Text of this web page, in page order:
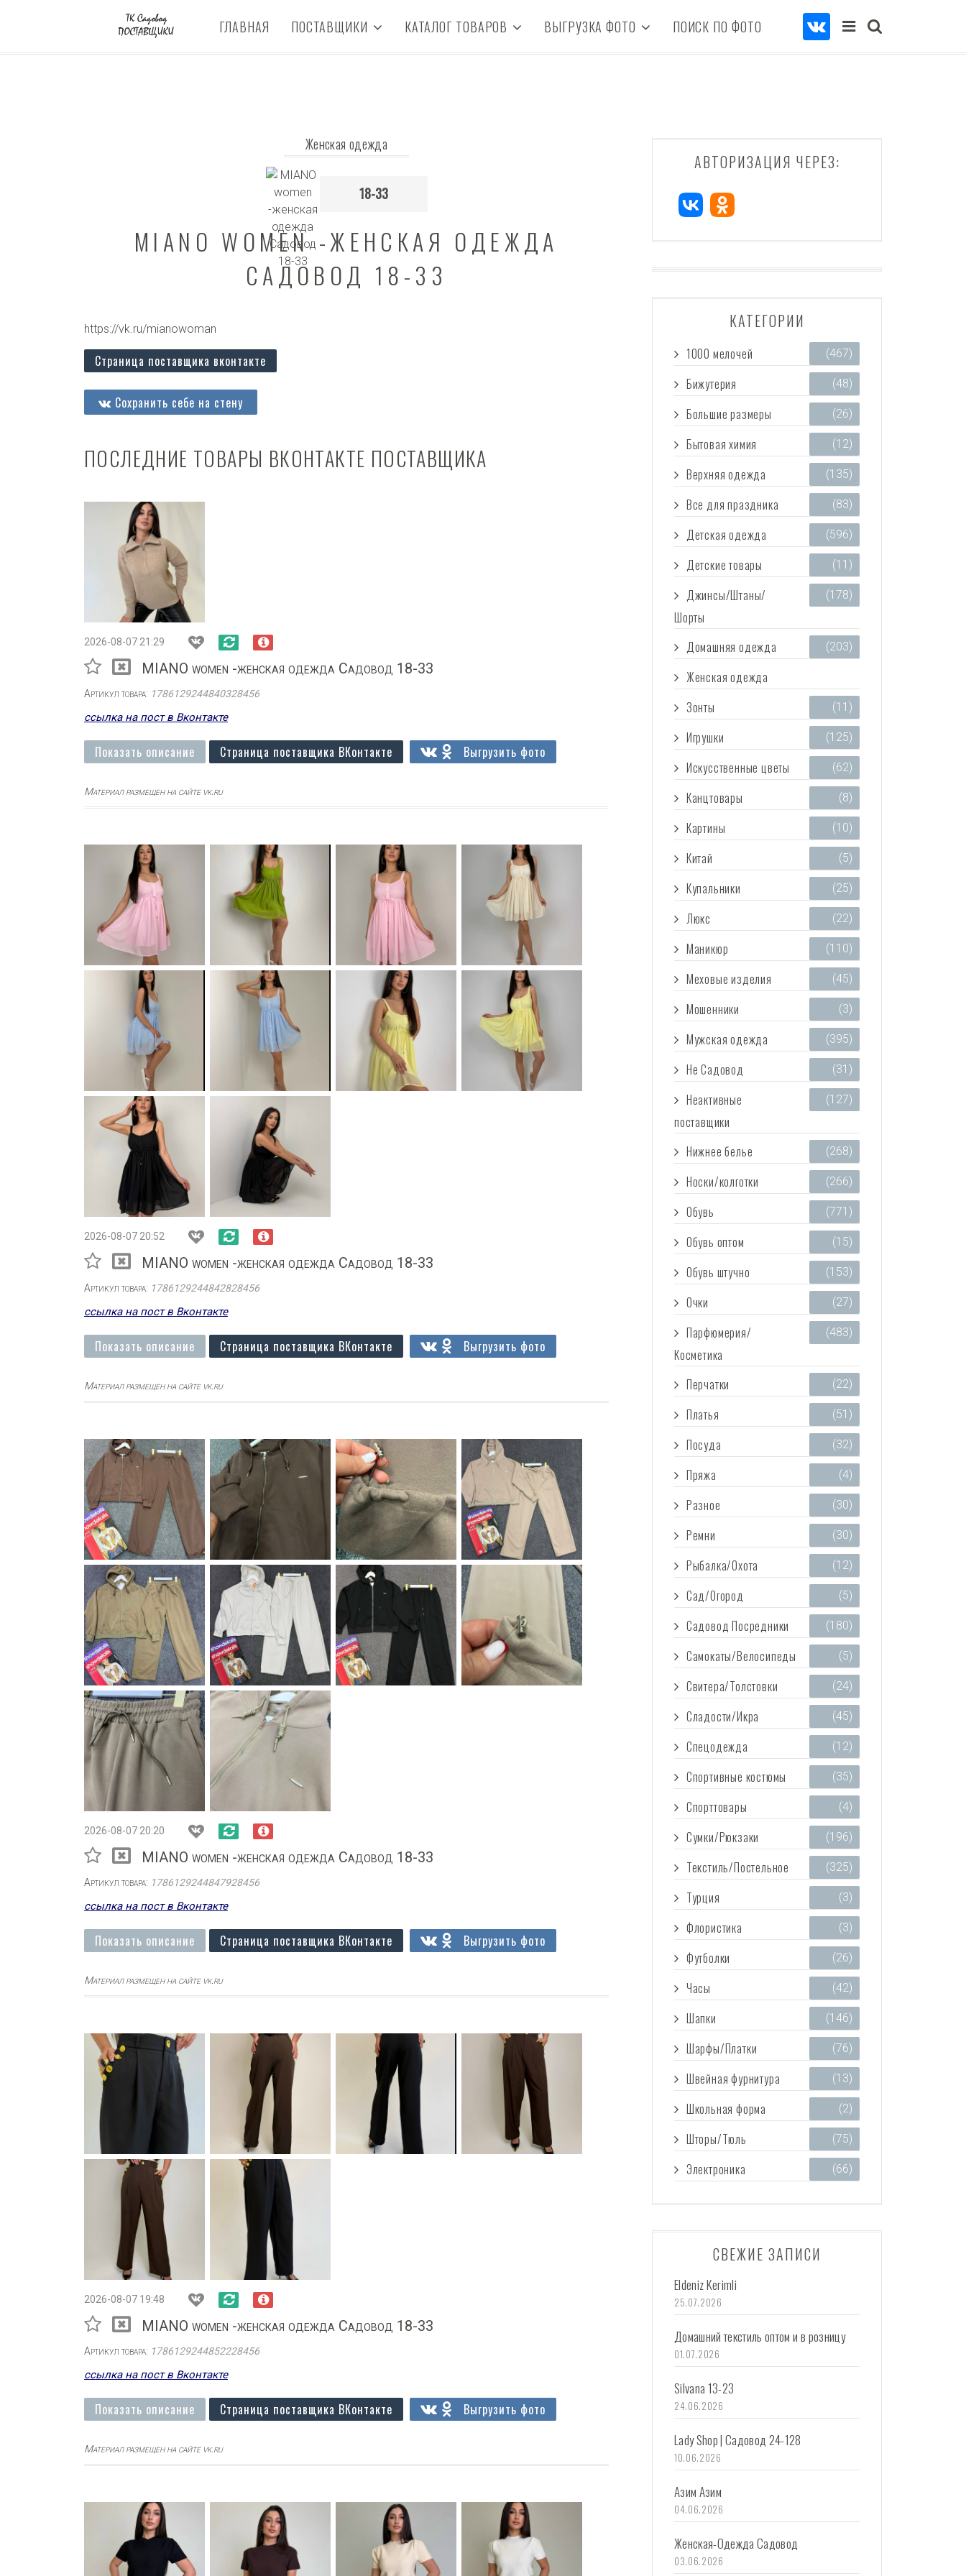
ГЛАВНАЯ ПОСТАВЩИКИ КАТАЛОГ ТОВАРОВ ВЫГРУЗКА ФОТО ПОИСК ПО ФОТО
Женская одежда
18-33
MIANO WOMEN -ЖЕНСКАЯ ОДЕЖДА
САДОВОД 18-33
https://vk.ru/mianowoman
Страница поставщика вконтакте
Сохранить себе на стену
ПОСЛЕДНИЕ ТОВАРЫ ВКОНТАКТЕ ПОСТАВЩИКА
2026-08-07 21:29
MIANO women -женская одежда Садовод 18-33
Артикул товара: 1786129244840328456
ссылка на пост в Вконтакте
Показать описание Страница поставщика ВКонтакте Выгрузить фото
Материал размещен на сайте vk.ru
2026-08-07 20:52
MIANO women -женская одежда Садовод 18-33
Артикул товара: 1786129244842828456
ссылка на пост в Вконтакте
Показать описание Страница поставщика ВКонтакте Выгрузить фото
Материал размещен на сайте vk.ru
2026-08-07 20:20
MIANO women -женская одежда Садовод 18-33
Артикул товара: 1786129244847928456
ссылка на пост в Вконтакте
Показать описание Страница поставщика ВКонтакте Выгрузить фото
Материал размещен на сайте vk.ru
2026-08-07 19:48
MIANO women -женская одежда Садовод 18-33
Артикул товара: 1786129244852228456
ссылка на пост в Вконтакте
Показать описание Страница поставщика ВКонтакте Выгрузить фото
Материал размещен на сайте vk.ru
АВТОРИЗАЦИЯ ЧЕРЕЗ:
КАТЕГОРИИ
1000 мелочей (467)
Бижутерия (48)
Большие размеры (26)
Бытовая химия (12)
Верхняя одежда (135)
Все для праздника (83)
Детская одежда (596)
Детские товары (11)
Джинсы/Штаны/
Шорты
(178)
Домашняя одежда (203)
Женская одежда
Зонты (11)
Игрушки (125)
Искусственные цветы (62)
Канцтовары (8)
Картины (10)
Китай (5)
Купальники (25)
Люкс (22)
Маникюр (110)
Меховые изделия (45)
Мошенники (3)
Мужская одежда (395)
Не Садовод (31)
Неактивные
поставщики
(127)
Нижнее белье (268)
Носки/колготки (266)
Обувь (771)
Обувь оптом (15)
Обувь штучно (153)
Очки (27)
Парфюмерия/
Косметика
(483)
Перчатки (22)
Платья (51)
Посуда (32)
Пряжа (4)
Разное (30)
Ремни (30)
Рыбалка/Охота (12)
Сад/Огород (5)
Садовод Посредники (180)
Самокаты/Велосипеды (5)
Свитера/Толстовки (24)
Сладости/Икра (45)
Спецодежда (12)
Спортивные костюмы (35)
Спорттовары (4)
Сумки/Рюкзаки (196)
Текстиль/Постельное (325)
Турция (3)
Флористика (3)
Футболки (26)
Часы (42)
Шапки (146)
Шарфы/Платки (76)
Швейная фурнитура (13)
Школьная форма (2)
Шторы/Тюль (75)
Электроника (66)
СВЕЖИЕ ЗАПИСИ
Eldeniz Kerimli
25.07.2026
Домашний текстиль оптом и в розницу
01.07.2026
Silvana 13-23
24.06.2026
Lady Shop | Садовод 24-128
10.06.2026
Азим Азим
04.06.2026
Женская-Одежда Садовод
03.06.2026